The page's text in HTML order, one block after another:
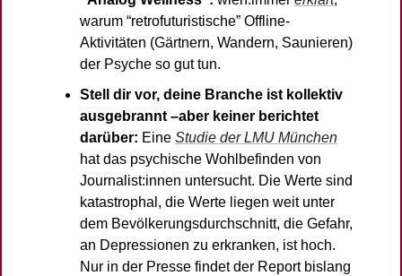
warum “retrofuturistische” Offline-
Aktivitäten (Gärtnern, Wandern, Saunieren)
der Psyche so gut tun.
Stell dir vor, deine Branche ist kollektiv
ausgebrannt –aber keiner berichtet
darüber: Eine Studie der LMU München
hat das psychische Wohlbefinden von
Journalist:innen untersucht. Die Werte sind
katastrophal, die Werte liegen weit unter
dem Bevölkerungsdurchschnitt, die Gefahr,
an Depressionen zu erkranken, ist hoch.
Nur in der Presse findet der Report bislang